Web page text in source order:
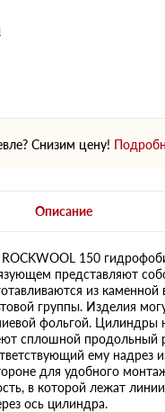
Снизим цену!
Описание
150
представляют
из каменной
группы. Изделия
фольгой. Цилиндры
сплошной продольный
ему надрез
для удобного
в которой лежат линии
ось цилиндра.